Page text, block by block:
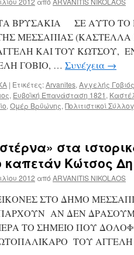
ΒΡΥΣΑΚΙΑ ΣΕ ΑΥΤΟ ΤΟ
ΤΗΣ ΜΕΣΣΑΠΙΑΣ
ΚΑΙ ΤΟΥ ΚΩΤΣΟΥ,
ΓΟΒΙΟ, … Συνέχεια →
| Ετικέτες:Arvanites, Αγγελής Γοβιός
, Ευβοϊκή Επανάσταση 1821 ,
, Ομέρ Βρϋώνης, Πολιτιστικοί
στα
καπετάν Κώτσος
2012 από ARVANITIS NIKOLAOS
ΕΙΚΟΝΕΣ ΣΤΟ ΔΗΜΟ
ΑΝ ΔΕΝ
ΤΟ ΣΗΜΕΙΟ ΠΟΥ
ΤΟΥ ΑΓΓΕΛΗ